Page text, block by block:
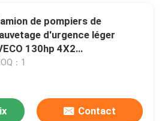
de pompiers de
d'urgence léger
130hp 4X2
：1
Contact